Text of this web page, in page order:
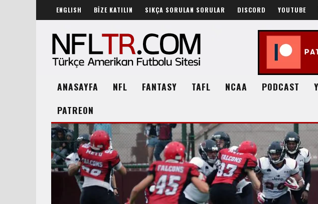
ENGLISH BİZE KATILIN SIKÇA SORULAN SORULAR DISCORD YOUTUBE
ANASAYFA NFL FANTASY TAFL NCAA PODCAST
PATREON